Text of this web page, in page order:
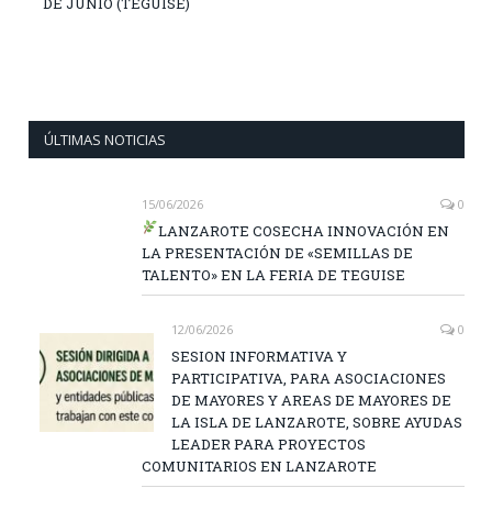
ÚLTIMAS NOTICIAS
15/06/2026 0
LANZAROTE COSECHA INNOVACIÓN EN
LA PRESENTACIÓN DE «SEMILLAS DE
TALENTO» EN LA FERIA DE TEGUISE
12/06/2026 0
SESION INFORMATIVA Y
PARTICIPATIVA, PARA ASOCIACIONES
DE MAYORES Y AREAS DE MAYORES DE
LA ISLA DE LANZAROTE, SOBRE AYUDAS
LEADER PARA PROYECTOS
COMUNITARIOS EN LANZAROTE